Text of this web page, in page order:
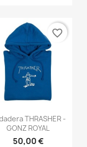
Vista rápida
THRASHER -
GONZ ROYAL
50,00 €
favorite_border